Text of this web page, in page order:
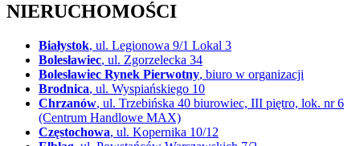
NIERUCHOMOŚCI
Białystok, ul. Legionowa 9/1 Lokal 3
Bolesławiec, ul. Zgorzelecka 34
Bolesławiec Rynek Pierwotny, biuro w organizacji
Brodnica, ul. Wyspiańskiego 10
Chrzanów, ul. Trzebińska 40 biurowiec, III piętro, lok. nr 6
(Centrum Handlowe MAX)
Częstochowa, ul. Kopernika 10/12